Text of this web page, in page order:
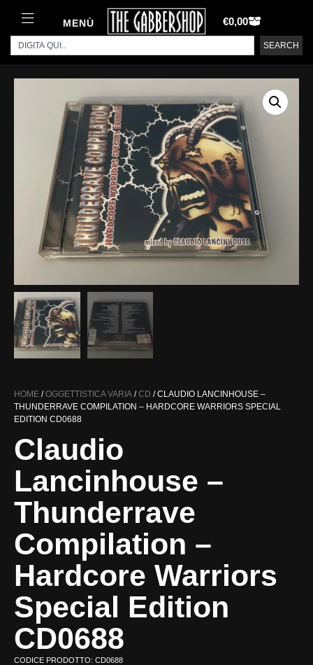
MENÙ €0,00
SEARCH
HOME /OGGETTISTICA VARIA /CD / CLAUDIO LANCINHOUSE ‎–
THUNDERRAVE COMPILATION – HARDCORE WARRIORS SPECIAL
EDITION CD0688
Claudio
Lancinhouse ‎–
Thunderrave
Compilation –
Hardcore Warriors
Special Edition
CD0688
CODICE PRODOTTO: CD0688